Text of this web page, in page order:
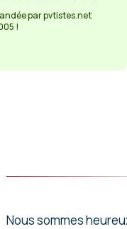
par pvtistes.net
!
Nous sommes